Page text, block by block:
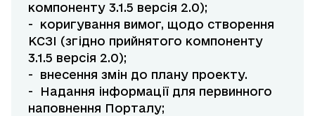
компоненту 3.1.5 версія 2.0);
- коригування вимог, щодо створення
КСЗІ (згідно прийнятого компоненту
3.1.5 версія 2.0);
- внесення змін до плану проекту.
- Надання інформації для первинного
наповнення Порталу;